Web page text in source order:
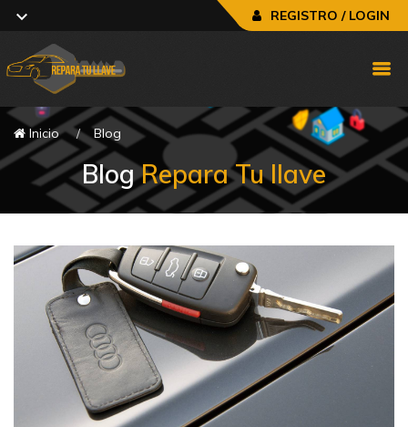
REGISTRO / LOGIN
Inicio Blog
BlogRepara Tu llave